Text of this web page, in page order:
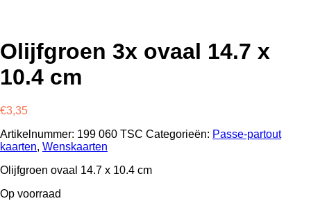
Olijfgroen 3x ovaal 14.7 x
10.4 cm
€3,35
Artikelnummer: 199 060 TSC Categorieën: Passe-partout
kaarten, Wenskaarten
Olijfgroen ovaal 14.7 x 10.4 cm
Op voorraad